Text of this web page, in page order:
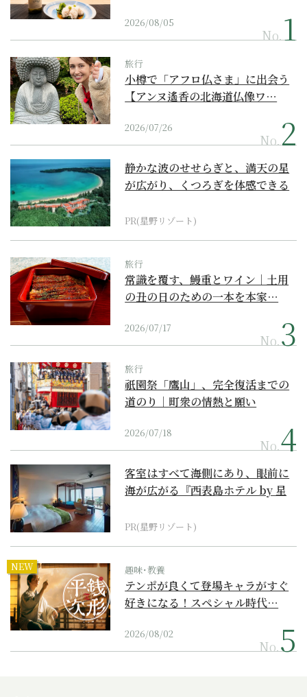
2026/08/05
No.
旅行
小樽で「アフロ仏さま」に出会う
【アンヌ遙香の北海道仏像ワ…
2026/07/26
No.
静かな波のせせらぎと、満天の星
が広がり、くつろぎを体感できる
PR(星野リゾート)
旅行
常識を覆す、鰻重とワイン｜土用
の丑の日のための一本を本家…
2026/07/17
No.
旅行
祇園祭「鷹山」、完全復活までの
道のり｜町衆の情熱と願い
2026/07/18
No.
客室はすべて海側にあり、眼前に
海が広がる『西表島ホテル by 星
PR(星野リゾート)
NEW 趣味･教養
テンポが良くて登場キャラがすぐ
好きになる！スペシャル時代…
2026/08/02
No.